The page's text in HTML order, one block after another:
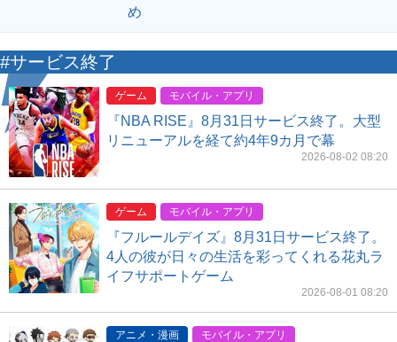
め
#サービス終了
ゲーム モバイル・アプリ
『NBA RISE』8月31日サービス終了。大型
リニューアルを経て約4年9カ月で幕
2026-08-02 08:20
ゲーム モバイル・アプリ
『フルールデイズ』8月31日サービス終了。
4人の彼が日々の生活を彩ってくれる花丸ラ
イフサポートゲーム
2026-08-01 08:20
アニメ・漫画 モバイル・アプリ